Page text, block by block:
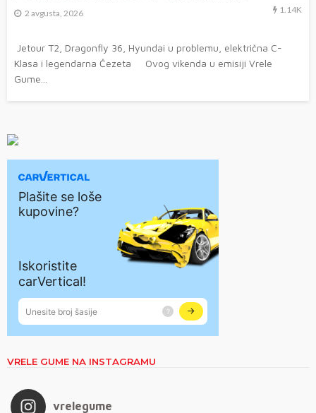
2 avgusta, 2026 1.14K
Jetour T2, Dragonfly 36, Hyundai u problemu, električna C-
Klasa i legendarna Čezeta Ovog vikenda u emisiji Vrele
Gume...
VRELE GUME NA INSTAGRAMU
vrelegume